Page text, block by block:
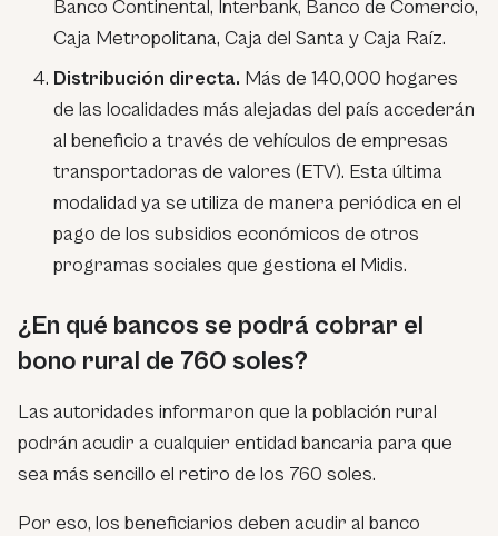
Banco Continental, Interbank, Banco de Comercio,
Caja Metropolitana, Caja del Santa y Caja Raíz.
Distribución directa. Más de 140,000 hogares
de las localidades más alejadas del país accederán
al beneficio a través de vehículos de empresas
transportadoras de valores (ETV). Esta última
modalidad ya se utiliza de manera periódica en el
pago de los subsidios económicos de otros
programas sociales que gestiona el Midis.
¿En qué bancos se podrá cobrar el
bono rural de 760 soles?
Las autoridades informaron que la población rural
podrán acudir a cualquier entidad bancaria para que
sea más sencillo el retiro de los 760 soles.
Por eso, los beneficiarios deben acudir al banco